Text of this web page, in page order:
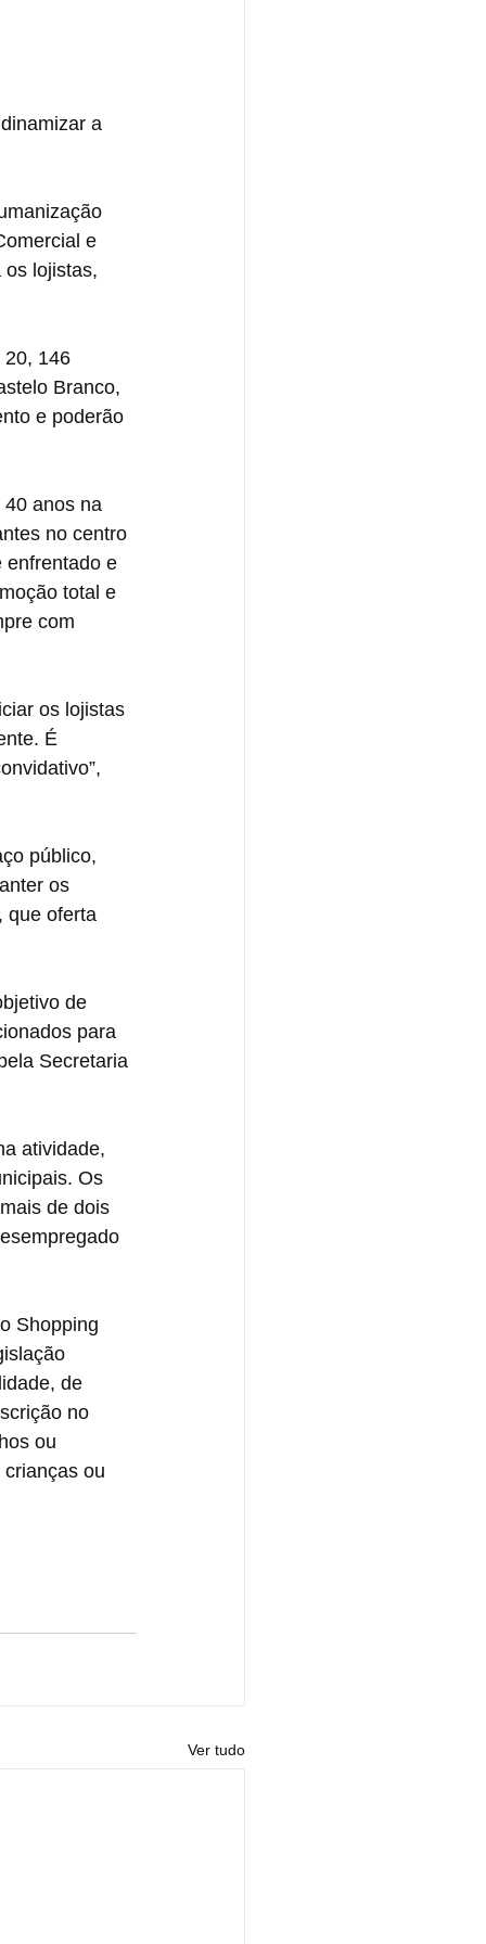
a
e
os lojistas,
20, 146
Branco,
e poderão
anos na
no centro
enfrentado e
total e
com
os lojistas
É
público,
os
que oferta
de
para
Secretaria
atividade,
Os
de dois
Shopping
de
no
ou
ou
Ver tudo